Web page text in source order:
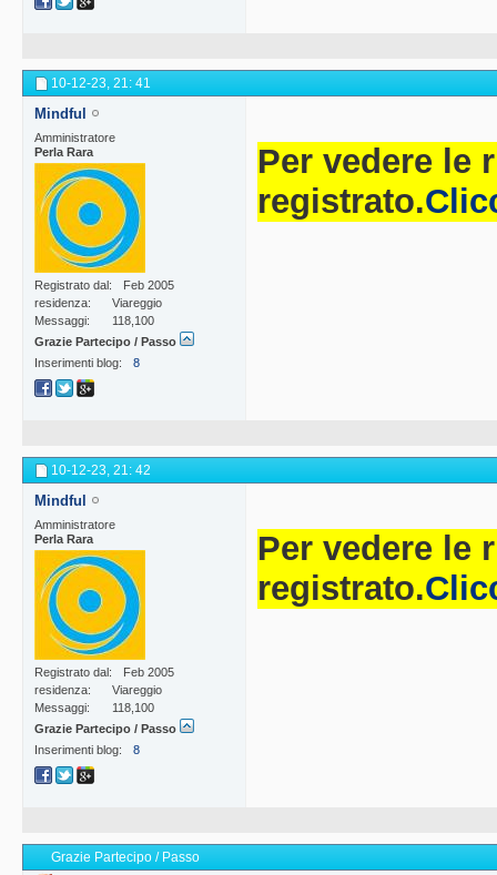
10-12-23, 21: 41
Mindful
Amministratore
Perla Rara
Registrato dal
Feb 2005
residenza
Viareggio
Messaggi
118,100
Grazie Partecipo / Passo
Inserimenti blog
8
Per vedere le
registrato.
10-12-23, 21: 42
Mindful
Amministratore
Perla Rara
Registrato dal
Feb 2005
residenza
Viareggio
Messaggi
118,100
Grazie Partecipo / Passo
Inserimenti blog
8
Per vedere le
registrato.
Grazie Partecipo / Passo